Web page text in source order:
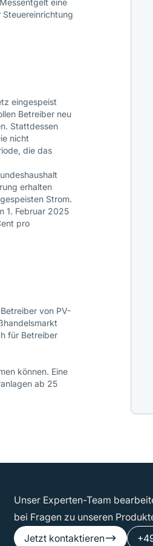
eine
eingespeist
Betreiber neu
Stattdessen
nicht
die das
erhalten
Strom.
1. Februar 2025
pro
von PV-
für Betreiber
können. Eine
ab 25
Unser Experten-Team
bei Fragen zu unseren
Jetzt kontaktieren